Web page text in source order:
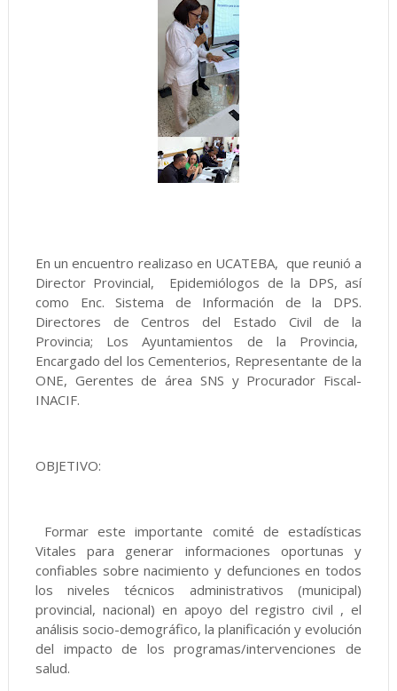
En un encuentro realizaso en UCATEBA, que reunió a
Director Provincial, Epidemiólogos de la DPS, así
como Enc. Sistema de Información de la DPS.
Directores de Centros del Estado Civil de la
Provincia; Los Ayuntamientos de la Provincia,
Encargado del los Cementerios, Representante de la
ONE, Gerentes de área SNS y Procurador Fiscal-
INACIF.
OBJETIVO:
Formar este importante comité de estadísticas
Vitales para generar informaciones oportunas y
confiables sobre nacimiento y defunciones en todos
los niveles técnicos administrativos (municipal)
provincial, nacional) en apoyo del registro civil , el
análisis socio-demográfico, la planificación y evolución
del impacto de los programas/intervenciones de
salud.